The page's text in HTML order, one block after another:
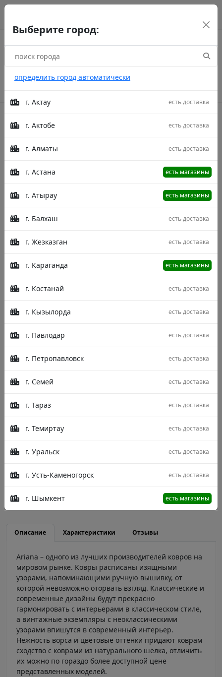
Выберите город:
определить город автоматически
г. Актау есть доставка
г. Актобе есть доставка
г. Алматы есть доставка
г. Астана есть магазины
г. Атырау есть магазины
г. Балхаш есть доставка
г. Жезказган есть доставка
г. Караганда есть магазины
г. Костанай есть доставка
г. Кызылорда есть доставка
г. Павлодар есть доставка
г. Петропавловск есть доставка
г. Семей есть доставка
г. Тараз есть доставка
г. Темиртау есть доставка
г. Уральск есть доставка
г. Усть-Каменогорск есть доставка
г. Шымкент есть магазины
Главная Товары
Ariana 00263B Cream/Cream
Ковер Ariana 00263B Cream/Cream
Размер
400x500
Цвет
Описание Характеристики Отзывы
Ariana – одного из лучших производителей ковров на
мировом рынке. Ковры расписаны изящными
узорами, напоминающими ручную вышивку, от
которой невозможно оторвать взгляд. Классические и
современные дизайны будут прекрасно
гармонировать с интерьерами в классическом стиле,
а винтажные экземпляры с неоклассическими
узорами впишутся в современный интерьер.
Нежность ворса и цветовые оттенки придают коврам
сходство с коврами из натурального шёлка, отличить
их можно по гораздо более доступной цене
представленных моделей.